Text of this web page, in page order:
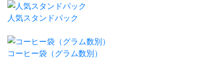
人気スタンドパック
コーヒー袋（グラム数別）